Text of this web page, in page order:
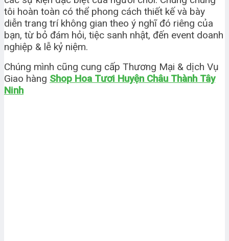
tôi hoàn toàn có thể phong cách thiết kế và bày
diễn trang trí không gian theo ý nghĩ đó riêng của
bạn, từ bỏ đám hỏi, tiệc sanh nhật, đến event doanh
nghiệp & lễ kỷ niệm.
Chúng mình cũng cung cấp Thương Mại & dịch Vụ
Giao hàng Shop Hoa Tươi Huyện Châu Thành Tây
Ninh